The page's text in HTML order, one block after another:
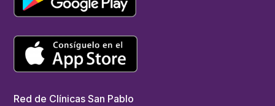
Red de Clínicas San Pablo